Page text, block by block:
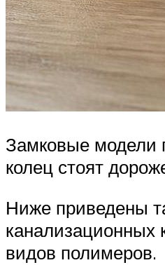
Замковые модели
колец стоят
Ниже приведены
канализационных
видов полимеров.